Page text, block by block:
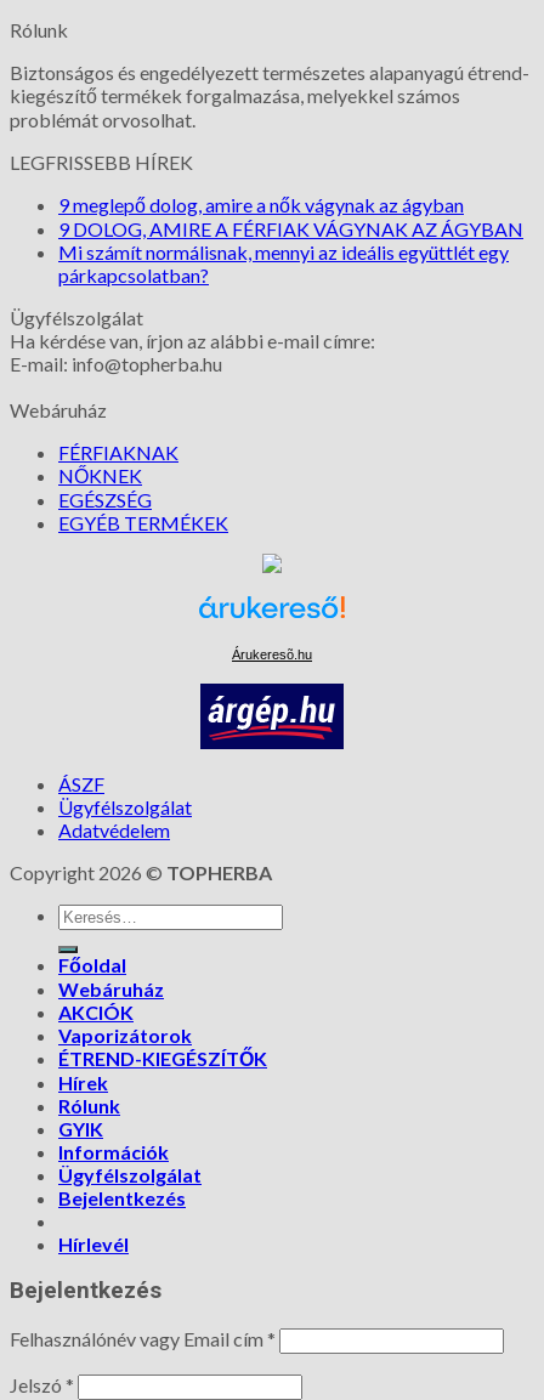
Rólunk
Biztonságos és engedélyezett természetes alapanyagú étrend-
kiegészítő termékek forgalmazása, melyekkel számos
problémát orvosolhat.
LEGFRISSEBB HÍREK
9 meglepő dolog, amire a nők vágynak az ágyban
9 DOLOG, AMIRE A FÉRFIAK VÁGYNAK AZ ÁGYBAN
Mi számít normálisnak, mennyi az ideális együttlét egy
párkapcsolatban?
Ügyfélszolgálat
Ha kérdése van, írjon az alábbi e-mail címre:
E-mail: info@topherba.hu
Webáruház
FÉRFIAKNAK
NŐKNEK
EGÉSZSÉG
EGYÉB TERMÉKEK
Árukeresõ.hu
ÁSZF
Ügyfélszolgálat
Adatvédelem
Copyright 2026 © TOPHERBA
Főoldal
Webáruház
AKCIÓK
Vaporizátorok
ÉTREND-KIEGÉSZÍTŐK
Hírek
Rólunk
GYIK
Információk
Ügyfélszolgálat
Bejelentkezés
Hírlevél
Bejelentkezés
Felhasználónév vagy Email cím *
Jelszó *